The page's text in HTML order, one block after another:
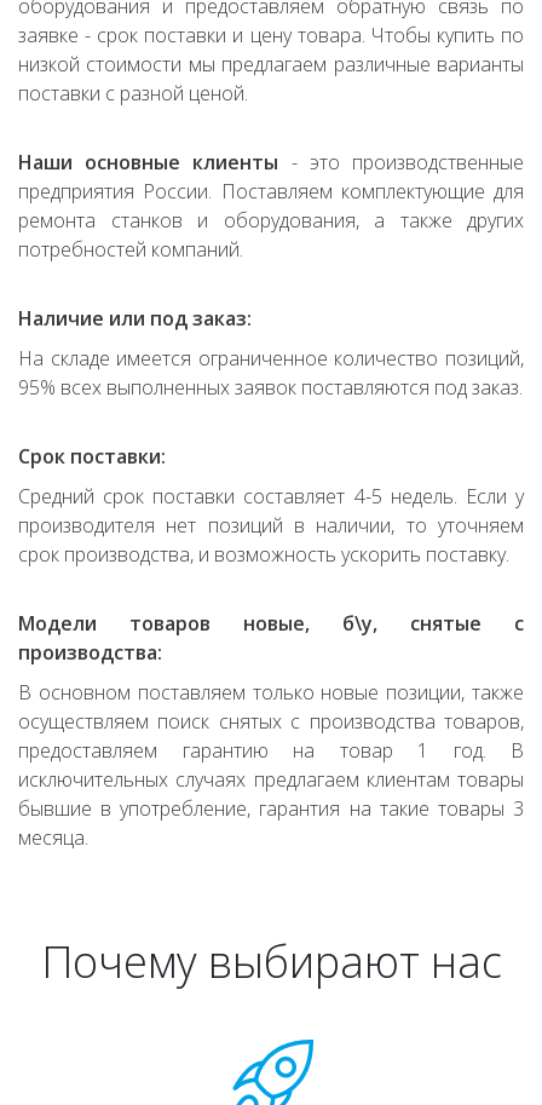
оборудования и предоставляем обратную связь по
заявке - срок поставки и цену товара. Чтобы купить по
низкой стоимости мы предлагаем различные варианты
поставки с разной ценой.
Наши основные клиенты - это производственные
предприятия России. Поставляем комплектующие для
ремонта станков и оборудования, а также других
потребностей компаний.
Наличие или под заказ:
На складе имеется ограниченное количество позиций,
95% всех выполненных заявок поставляются под заказ.
Срок поставки:
Средний срок поставки составляет 4-5 недель. Если у
производителя нет позиций в наличии, то уточняем
срок производства, и возможность ускорить поставку.
Модели товаров новые, б\у, снятые с
производства:
В основном поставляем только новые позиции, также
осуществляем поиск снятых с производства товаров,
предоставляем гарантию на товар 1 год. В
исключительных случаях предлагаем клиентам товары
бывшие в употребление, гарантия на такие товары 3
месяца.
Почему выбирают нас